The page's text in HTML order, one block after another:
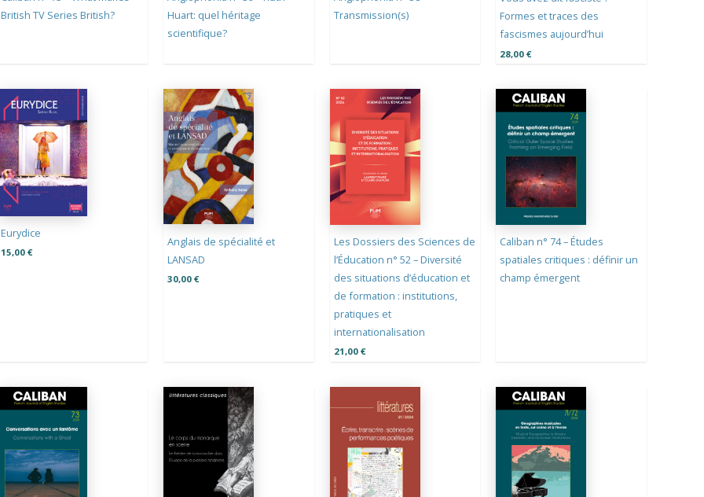
British TV Series British?
Huart: quel héritage
scientifique?
Transmission(s)
Formes et traces des
fascismes aujourd’hui
28,00 €
Eurydice
15,00 €
Anglais de spécialité et
LANSAD
30,00 €
Les Dossiers des Sciences de
l’Éducation n° 52 – Diversité
des situations d’éducation et
de formation : institutions,
pratiques et
internationalisation
21,00 €
Caliban n° 74 – Études
spatiales critiques : définir un
champ émergent